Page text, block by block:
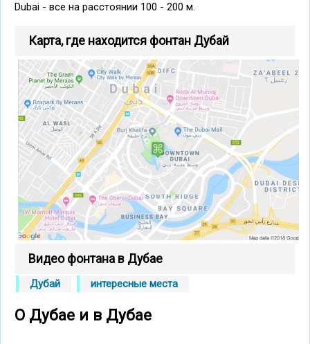
Dubai - все на расстоянии 100 - 200 м.
Карта, где находится фонтан Дубай
Видео фонтана в Дубае
Дубай интересные места
О Дубае и в Дубае